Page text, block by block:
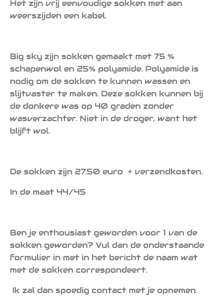
Het zijn vrij eenvoudige sokken met aan
weerszijden een kabel.
Big sky zijn sokken gemaakt met 75 %
schapenwol en 25% polyamide. Polyamide is
nodig om de sokken te kunnen wassen en
slijtvaster te maken. Deze sokken kunnen bij
de donkere was op 40 graden zonder
wasverzachter. Niet in de droger, want het
blijft wol.
De sokken zijn 27.50 euro + verzendkosten.
In de maat 44/45
Ben je enthousiast geworden voor 1 van de
sokken geworden? Vul dan de onderstaande
formulier in met in het bericht de naam wat
met de sokken correspondeert.
Ik zal dan spoedig contact met je opnemen.